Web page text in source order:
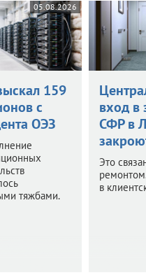
05.08.2026
159
с
ОЭЗ
тяжбами.
вход в
СФР в
Это
в